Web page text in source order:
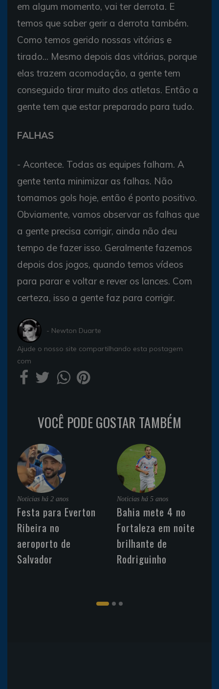
em algum momento, vai ter derrota. E
temos que saber gerir a derrota também.
Como temos gerido nossas vitórias e
tirado... Mesmo depois das vitórias, porque
elas trazem acomodação, a gente tem
conseguido tirar muito dos atletas. Então a
gente tem que estar preparado para tudo.
FALHAS
- Acontece. Todas as equipes falham. A
gente tenta minimizar as falhas. Não
tomamos gols hoje, então é ponto positivo.
Obviamente, vamos observar as falhas que
a gente precisa corrigir, ainda não deu
tempo de fazer isso. Geralmente fazemos
depois dos jogos, quando temos vídeos
para parar e voltar e rever os lances. Com
certeza, isso a gente faz para corrigir.
- Newton Duarte
Ajude o nosso site compartilhando esta postagem
com
VOCÊ PODE GOSTAR TAMBÉM
Noticias há 2 anos
Festa para Everton
Ribeira no
aeroporto de
Salvador
Noticias há 5 anos
Bahia mete 4 no
Fortaleza em noite
brilhante de
Rodriguinho